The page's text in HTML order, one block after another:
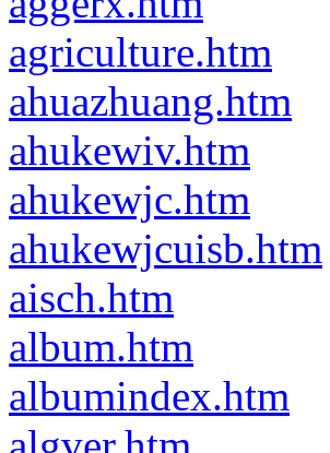
agriculture.htm
ahuazhuang.htm
ahukewiv.htm
ahukewjc.htm
ahukewjcuisb.htm
aisch.htm
album.htm
albumindex.htm